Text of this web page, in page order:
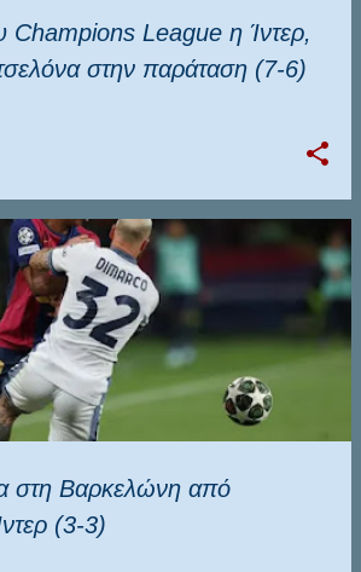
Champions League η Ίντερ,
στην παράταση (7-6)
στη Βαρκελώνη από
(3-3)